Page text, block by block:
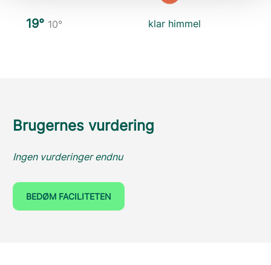
19° 10° klar himmel
Brugernes vurdering
Ingen vurderinger endnu
BEDØM FACILITETEN